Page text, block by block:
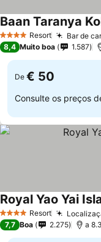
4 EstrelasResort Bar de
Baan Taranya
8,4 Muito boa 1.587
De € 50
Consulte os preços
4 EstrelasResort
Royal Yao Yai
7,7 Boa 2.275 a